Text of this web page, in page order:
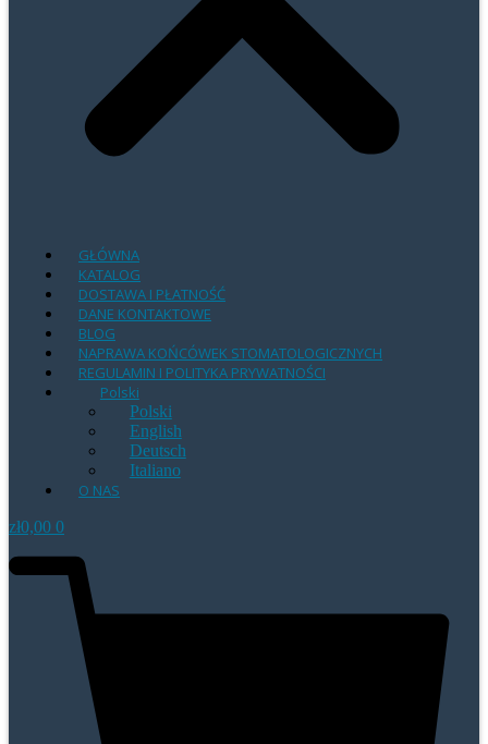
GŁÓWNA
KATALOG
DOSTAWA I PŁATNOŚĆ
DANE KONTAKTOWE
BLOG
NAPRAWA KOŃCÓWEK STOMATOLOGICZNYCH
REGULAMIN I POLITYKA PRYWATNOŚCI
Polski
Polski
English
Deutsch
Italiano
O NAS
zł0,00 0